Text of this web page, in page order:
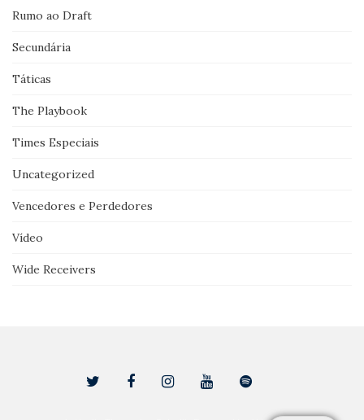
Rumo ao Draft
Secundária
Táticas
The Playbook
Times Especiais
Uncategorized
Vencedores e Perdedores
Vídeo
Wide Receivers